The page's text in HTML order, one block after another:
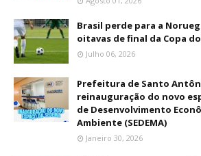
Brasil perde para a
oitavas de final da Copa
Julho 06, 2026
Prefeitura de Santo
reinauguração do novo
de Desenvolvimento
Ambiente (SEDEMA)
Janeiro 30, 2026